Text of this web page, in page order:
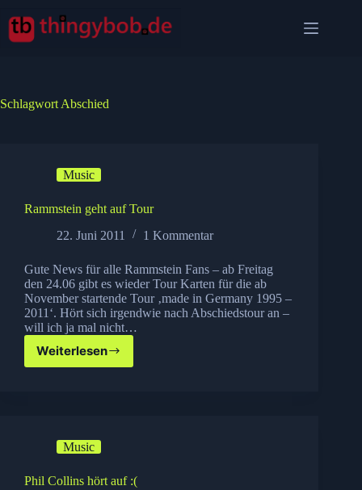
Inhalt
springen
Schlagwort Abschied
Music
Rammstein geht auf Tour
22. Juni 2011
1 Kommentar
Gute News für alle Rammstein Fans – ab Freitag
den 24.06 gibt es wieder Tour Karten für die ab
November startende Tour ‚made in Germany 1995 –
2011‘. Hört sich irgendwie nach Abschiedstour an –
will ich ja mal nicht…
WeiterlesenRammstein
Music
Phil Collins hört auf :(